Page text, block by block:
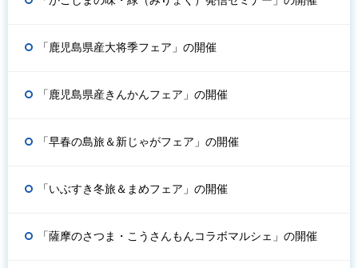
「鹿児島県産大将季フェア」の開催
「鹿児島県産きんかんフェア」の開催
「早春の島旅＆新じゃがフェア」の開催
「いぶすき冬旅＆まめフェア」の開催
「薩摩のさつま・こうさんもんコラボマルシェ」の開催